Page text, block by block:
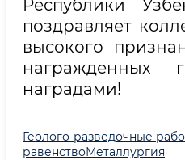
Республики
поздравляет
высокого
награжденных
наградами!
Геолого-разведочные
равенствоМеталлургия